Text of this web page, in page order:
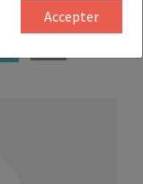
Accepter